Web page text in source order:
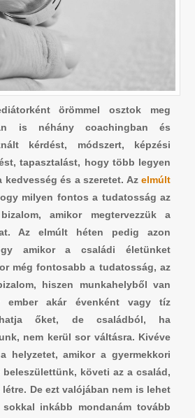
örömmel osztok meg
is néhány coachingban és
kérdést, módszert, képzési
tapasztalást, hogy több legyen
kedvesség és a szeretet. Az elmúlt
milyen fontos a tudatosság az
amikor megtervezzük a
Az elmúlt héten pedig azon
amikor a családi életünket
még fontosabb a tudatosság, az
hiszen munkahelyből van
akár évenként vagy tíz
őket, de családból, ha
nem kerül sor váltásra. Kivéve
helyzetet, amikor a gyermekkori
követi az a család,
De ezt valójában nem is lehet
inkább mondanám tovább